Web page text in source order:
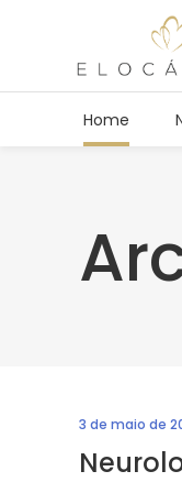
Home
3 de maio de